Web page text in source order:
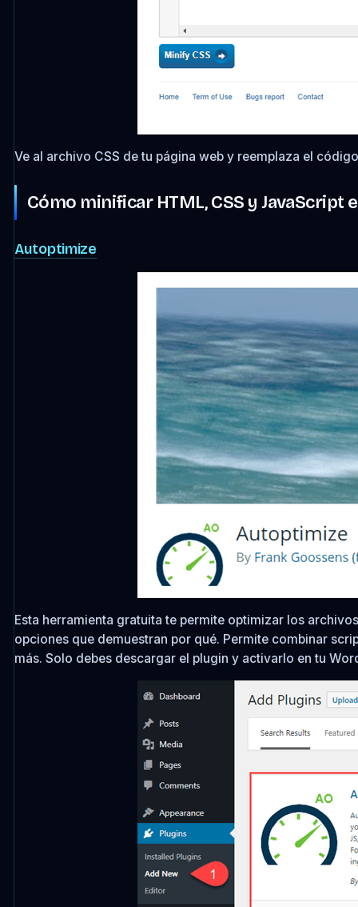
Ve al archivo CSS de tu página web y reemplaza el
Cómo minificar HTML, CSS y JavaScript
Autoptimize
Esta herramienta gratuita te permite optimizar los
opciones que demuestran por qué. Permite combinar
más. Solo debes descargar el plugin y activarlo en tu